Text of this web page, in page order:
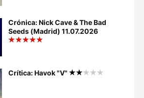
Crónica: Nick Cave & The Bad
Seeds (Madrid) 11.07.2026
Crítica: Havok "V"